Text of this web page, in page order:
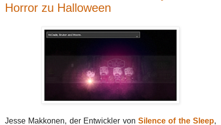
Horror zu Halloween
Jesse Makkonen, der Entwickler von Silence of the Sleep,